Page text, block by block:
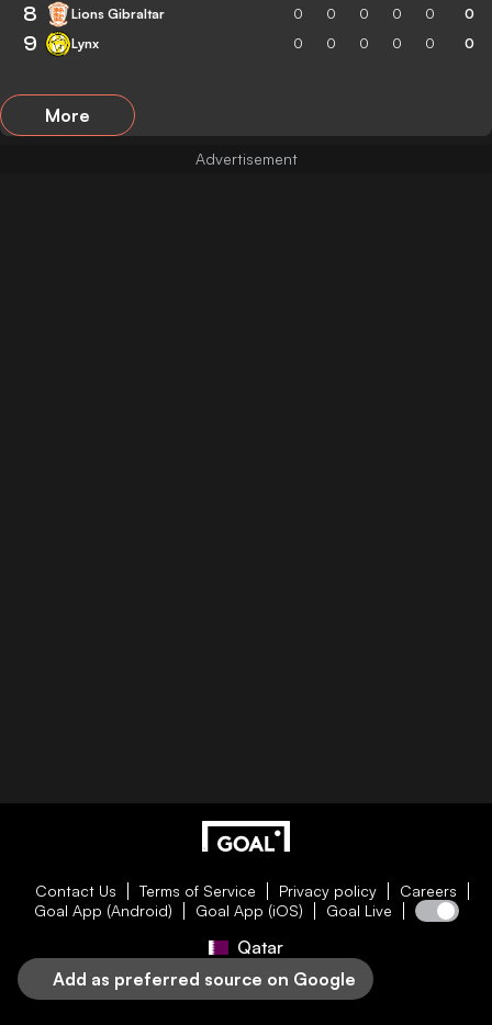
8 Lions Gibraltar 0 0 0 0 0 0
9 Lynx 0 0 0 0 0 0
More
Contact Us Terms of Service Privacy policy
Careers
Goal App (Android)
Goal App (iOS) Goal Live
Qatar
Add as preferred source on Google